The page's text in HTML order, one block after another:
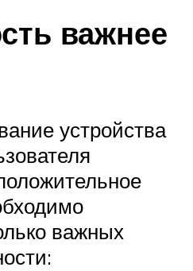
важнее
устройства
важных